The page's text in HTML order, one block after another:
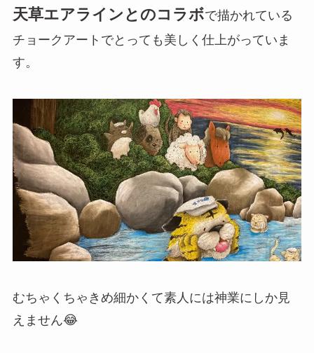
天草エアラインとのコラボで描かれている
チョークアートでとっても美しく仕上がっていま
す。
むちゃくちゃきめ細かくて素人には神業にしか見
えません😂